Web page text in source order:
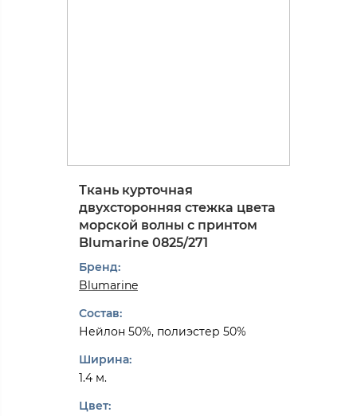
Ткань курточная
двухсторонняя стежка цвета
морской волны с принтом
Blumarine 0825/271
Бренд:
Blumarine
Состав:
Нейлон 50%, полиэстер 50%
Ширина:
1.4 м.
Цвет: